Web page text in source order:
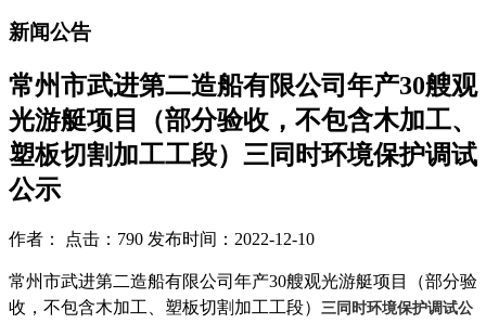
新闻公告
常州市武进第二造船有限公司年产30艘观
光游艇项目（部分验收，不包含木加工、
塑板切割加工工段）三同时环境保护调试
公示
作者： 点击：790 发布时间：2022-12-10
常州市武进第二造船有限公司年产30艘观光游艇项目（部分验
收，不包含木加工、塑板切割加工工段）
三同时环境保护调试公